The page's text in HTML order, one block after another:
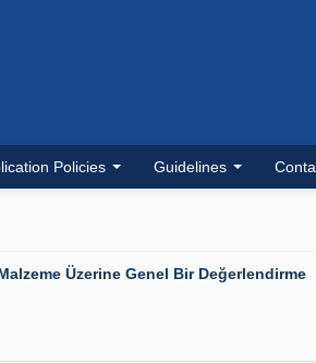
Policies Guidelines
Üzerine Genel Bir Değerlendirme